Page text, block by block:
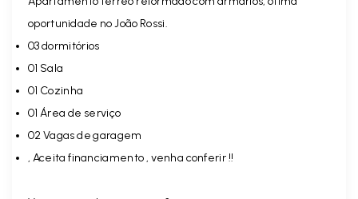
oportunidade no João Rossi.
03 dormitórios
01 Sala
01 Cozinha
01 Área de serviço
02 Vagas de garagem
, Aceita financiamento , venha conferir !!